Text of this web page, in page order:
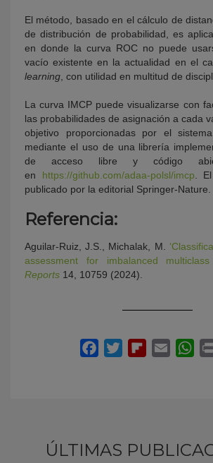
El método, basado en el cálculo de
de distribución de probabilidad, es
en donde la curva ROC no puede
vacío existente en la actualidad en el
learning , con utilidad en multitud de
La curva IMCP puede visualizarse con
las probabilidades de asignación a cada
objetivo proporcionadas por el
mediante el uso de una librería
de acceso libre y código
en https://github.com/adaa-polsl/imcp .
publicado por la editorial Springer-Nature.
Referencia:
Aguilar-Ruiz, J.S., Michalak, M.
assessment for imbalanced multiclass
Reports 14, 10759 (2024).
ÚLTIMAS